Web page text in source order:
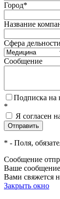
Город*
Название
Сфера дельности
Сообщение
Подписка на
*
Я согласен
* - Поля,
Сообщение
Ваше
Вами свяжется
Закрыть окно